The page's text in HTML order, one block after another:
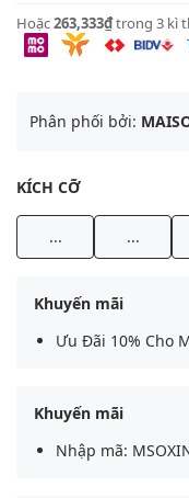
Hoặc263,333₫trong 3 kì
Phân phối bởi:
KÍCH CỠ
... ...
Khuyến mãi
Ưu Đãi 10% Cho
Khuyến mãi
Nhập mã: